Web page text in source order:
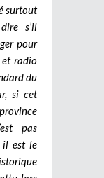
surtout
s’il
pour
radio
du
si cet
pas
il est le